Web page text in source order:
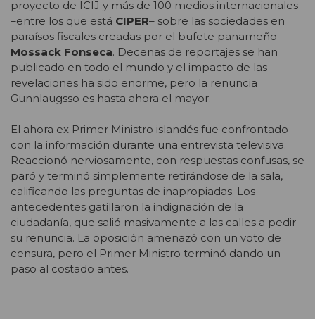
proyecto de ICIJ y más de 100 medios internacionales
–entre los que está CIPER– sobre las sociedades en
paraísos fiscales creadas por el bufete panameño
Mossack Fonseca. Decenas de reportajes se han
publicado en todo el mundo y el impacto de las
revelaciones ha sido enorme, pero la renuncia
Gunnlaugsso es hasta ahora el mayor.
El ahora ex Primer Ministro islandés fue confrontado
con la información durante una entrevista televisiva.
Reaccionó nerviosamente, con respuestas confusas, se
paró y terminó simplemente retirándose de la sala,
calificando las preguntas de inapropiadas. Los
antecedentes gatillaron la indignación de la
ciudadanía, que salió masivamente a las calles a pedir
su renuncia. La oposición amenazó con un voto de
censura, pero el Primer Ministro terminó dando un
paso al costado antes.